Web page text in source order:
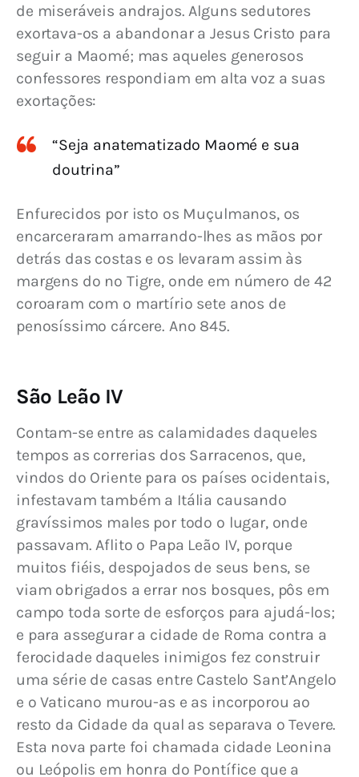
de miseráveis andrajos. Alguns sedutores
exortava­-os a abandonar a Jesus Cristo para
seguir a Maomé; mas aqueles generosos
confessores respondiam em alta voz a suas
exortações:
“Seja anatematizado Maomé e sua
doutrina”
Enfurecidos por isto os Muçulmanos, os
encarceraram amarrando-lhes as mãos por
detrás das costas e os levaram assim às
margens do no Tigre, onde em número de 42
coroaram com o martírio sete anos de
penosíssimo cárcere. Ano 845.
São Leão IV
Contam-se entre as calamidades daqueles
tempos as correrias dos Sarracenos, que,
vindos do Oriente para os países ocidentais,
infestavam também a Itália causando
gravíssimos males por todo o lugar, onde
passavam. Aflito o Papa Leão IV, porque
muitos fiéis, despojados de seus bens, se
viam obrigados a errar nos bosques, pôs em
campo toda sorte de esforços para ajudá-los;
e para assegurar a cidade de Roma contra a
ferocidade daqueles inimigos fez construir
uma série de casas entre Castelo Sant’Angelo
e o Vaticano murou-as e as incorporou ao
resto da Cidade da qual as separava o Tevere.
Esta nova parte foi chamada cidade Leonina
ou Leópolis em honra do Pontífice que a